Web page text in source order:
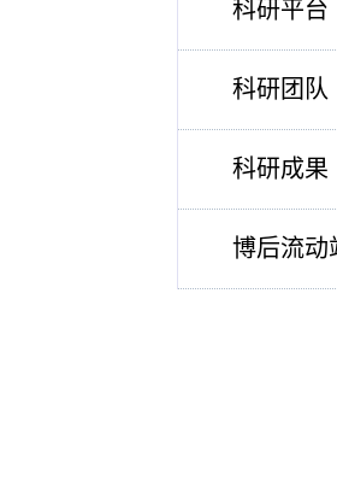
科研平台
科研团队
科研成果
博后流动